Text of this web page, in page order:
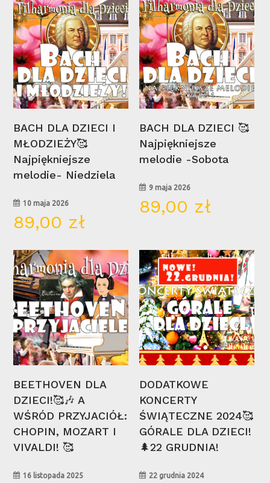
Brak produktów w koszyku.
Go To Shop
10
maj
BACH DLA DZIECI I
MŁODZIEŻY🥰
Najpiękniejsze
melodie- Niedziela
10 maja 2026
89,00 zł
09
maj
BACH DLA DZIECI 🥰
Najpiękniejsze
melodie -Sobota
9 maja 2026
89,00 zł
16
lis
BEETHOVEN DLA
DZIECI!🥰🎶 A
WŚRÓD PRZYJACIÓŁ:
CHOPIN, MOZART I
VIVALDI! 🥰
16 listopada 2025
22
gru
DODATKOWE
KONCERTY
ŚWIĄTECZNE 2024🥰
GÓRALE DLA DZIECI!
🌲22 GRUDNIA!
22 grudnia 2024